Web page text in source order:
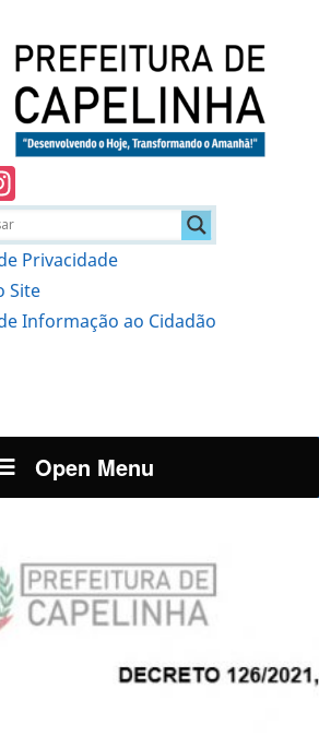
Privacidade
Site
Informação ao Cidadão
Open Menu